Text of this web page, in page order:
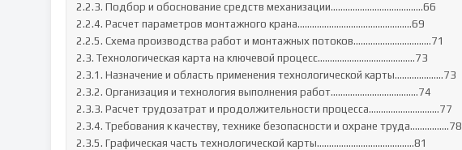
2.2.3. Подбор и обоснование средств механизации………………………………..66
2.2.4. Расчет параметров монтажного крана………………………………………..69
2.2.5. Схема производства работ и монтажных потоков…………..………………71
2.3. Технологическая карта на ключевой процесс………………………..………..73
2.3.1. Назначение и область применения технологической карты………….…….73
2.3.2. Организация и технология выполнения работ………………………………74
2.3.3. Расчет трудозатрат и продолжительности процесса………………………..77
2.3.4. Требования к качеству, технике безопасности и охране труда………….…78
2.3.5. Графическая часть технологической карты…………………………….……81